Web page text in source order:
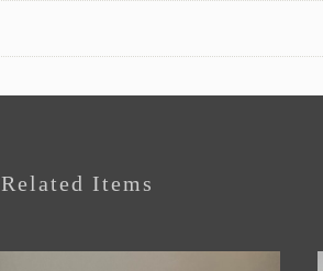
Related Items